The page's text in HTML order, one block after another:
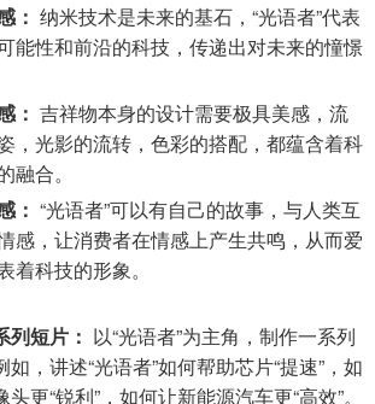
： 纳米技术是未来的基石，“光语者”代表
能性和前沿的科技，传递出对未来的憧憬
： 吉祥物本身的设计需要极具美感，流
，光影的流转，色彩的搭配，都蕴含着科
融合。
： “光语者”可以有自己的故事，与人类互
感，让消费者在情感上产生共鸣，从而爱
着科技的形象。
列短片： 以“光语者”为主角，制作一系列
，讲述“光语者”如何帮助芯片“提速”，如
更“锐利”，如何让新能源汽车更“高效”。